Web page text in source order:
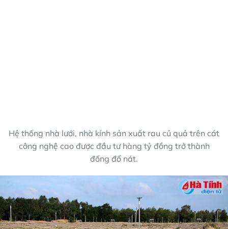
Hệ thống nhà lưới, nhà kính sản xuất rau củ quả trên cát
công nghệ cao được đầu tư hàng tỷ đồng trở thành
đống đổ nát.